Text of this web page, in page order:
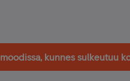
kunnes sulkeutuu